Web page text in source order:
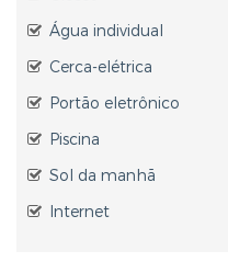
Água individual
Cerca-elétrica
Portão eletrônico
Piscina
Sol da manhã
Internet